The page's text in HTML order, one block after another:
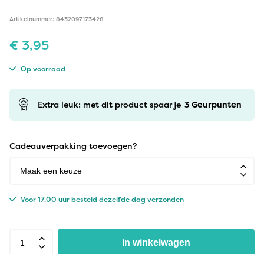
Artikelnummer: 8432097173428
€ 3,95
Op voorraad
Extra leuk: met dit product spaar je 3 Geurpunten
Cadeauverpakking toevoegen?
Voor 17.00 uur besteld dezelfde dag verzonden
In winkelwagen